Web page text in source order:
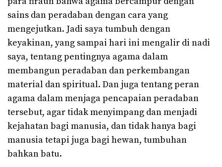
sains dan peradaban dengan cara yang
mengejutkan. Jadi saya tumbuh dengan
keyakinan, yang sampai hari ini mengalir di nadi
saya, tentang pentingnya agama dalam
membangun peradaban dan perkembangan
material dan spiritual. Dan juga tentang peran
agama dalam menjaga pencapaian peradaban
tersebut, agar tidak menyimpang dan menjadi
kejahatan bagi manusia, dan tidak hanya bagi
manusia tetapi juga bagi hewan, tumbuhan
bahkan batu.